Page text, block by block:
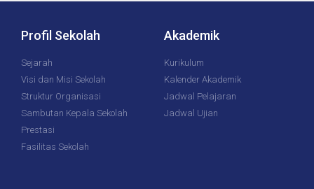
Profil Sekolah
Sejarah
Visi dan Misi Sekolah
Struktur Organisasi
Sambutan Kepala Sekolah
Prestasi
Fasilitas Sekolah
Akademik
Kurikulum
Kalender Akademik
Jadwal Pelajaran
Jadwal Ujian